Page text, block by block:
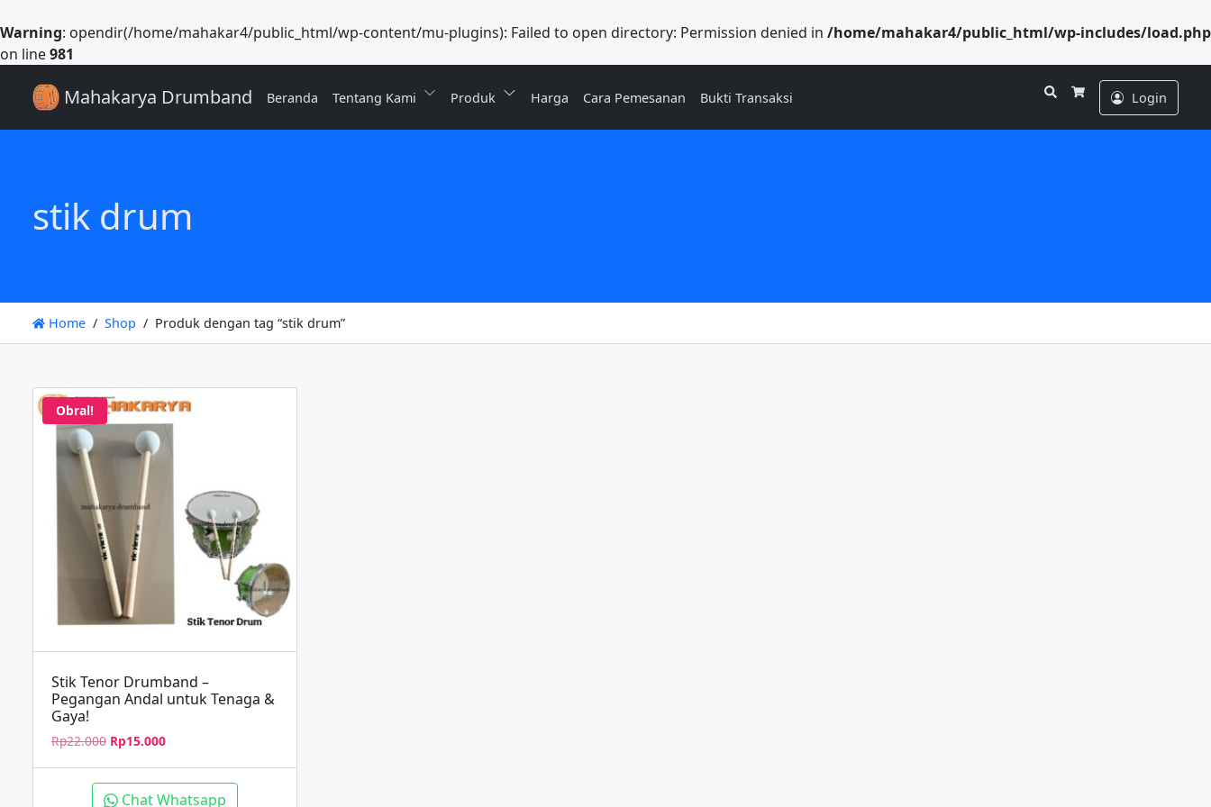
Warning: opendir(/home/mahakar4/public_html/wp-content/mu-plugins): Failed to open directory: Permission denied in /home/mahakar4/public_html/wp-includes/load.php
on line981
Mahakarya Drumband Beranda Tentang Kami Produk Harga Cara Pemesanan Bukti Transaksi Search Login
stik drum
Home Shop Produk dengan tag “stik drum”
Obral!
Stik Tenor Drumband –
Pegangan Andal untuk Tenaga &
Gaya!
Rp22.000 Harga
Rp22.000.
Rp15.000Harga
adalah:
Chat Whatsapp